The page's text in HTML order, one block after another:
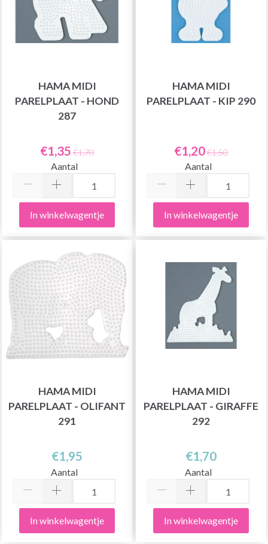
HAMA MIDI
PARELPLAAT - HOND
287
€1,35 €1,70
Aantal
In winkelwagentje
HAMA MIDI
PARELPLAAT - KIP 290
€1,20€1,50
Aantal
In winkelwagentje
HAMA MIDI
PARELPLAAT - OLIFANT
291
€1,95
Aantal
In winkelwagentje
HAMA MIDI
PARELPLAAT - GIRAFFE
292
€1,70
Aantal
In winkelwagentje